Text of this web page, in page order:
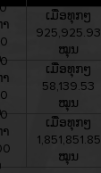
າ
າ
າ
ເມື່ອທຸກໆ
925,925.93
ໝຸນ
ເມື່ອທຸກໆ
58,139.53
ໝຸນ
ເມື່ອທຸກໆ
1,851,851.85
ໝຸນ